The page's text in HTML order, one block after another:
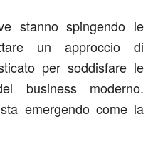
stanno spingendo le
un approccio di
per soddisfare le
business moderno.
emergendo come la